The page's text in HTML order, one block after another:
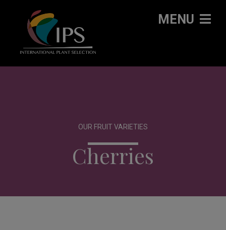
MENU
OUR FRUIT VARIETIES
Cherries